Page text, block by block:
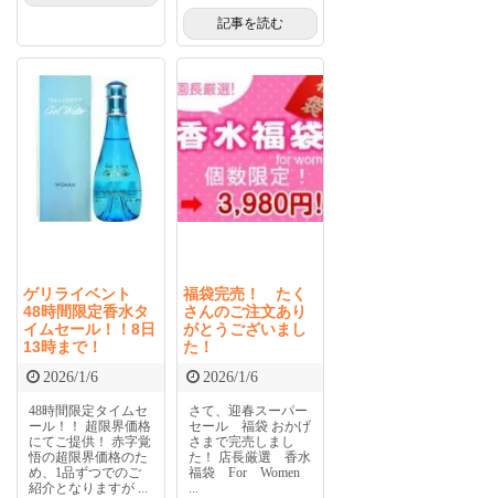
記事を読む
ゲリライベント
48時間限定香水タ
イムセール！！8日
13時まで！
2026/1/6
48時間限定タイムセ
ール！！ 超限界価格
にてご提供！ 赤字覚
悟の超限界価格のた
め、1品ずつでのご
紹介となりますが ...
福袋完売！ たく
さんのご注文あり
がとうございまし
た！
2026/1/6
さて、迎春スーパー
セール 福袋 おかげ
さまで完売しまし
た！ 店長厳選 香水
福袋 For Women
...